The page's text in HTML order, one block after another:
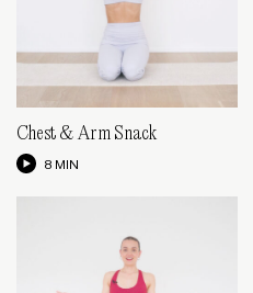
Chest & Arm Snack
8 MIN